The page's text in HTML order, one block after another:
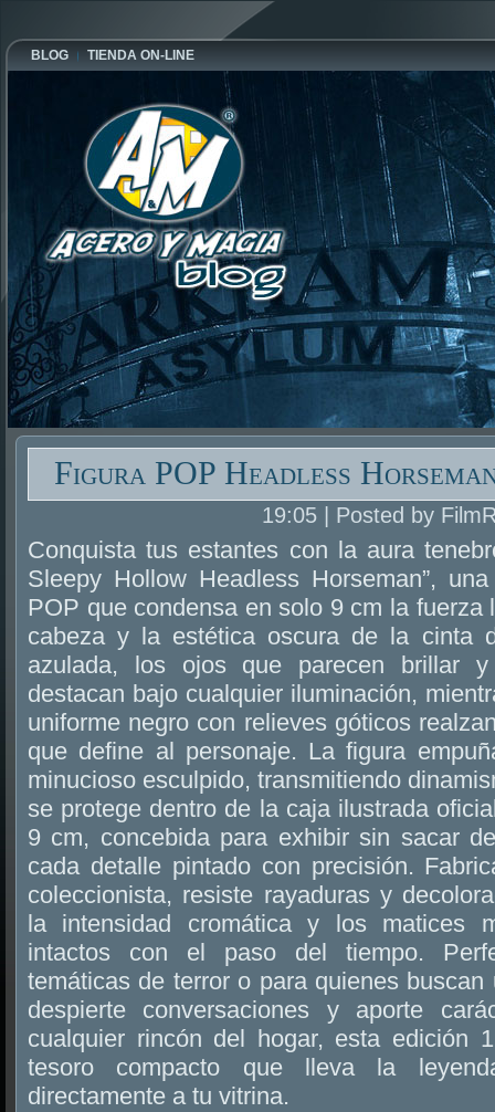
BLOG TIENDA ON-LINE
Figura POP Headless
19:05 | Posted by
Conquista tus estantes con la aura
Sleepy Hollow Headless Horseman”,
POP que condensa en solo 9 cm la fuerza
cabeza y la estética oscura de la cinta
azulada, los ojos que parecen brillar
destacan bajo cualquier iluminación,
uniforme negro con relieves góticos
que define al personaje. La figura
minucioso esculpido, transmitiendo
se protege dentro de la caja ilustrada
9 cm, concebida para exhibir sin sacar
cada detalle pintado con precisión.
coleccionista, resiste rayaduras y
la intensidad cromática y los matices
intactos con el paso del tiempo.
temáticas de terror o para quienes
despierte conversaciones y aporte
cualquier rincón del hogar, esta edición
tesoro compacto que lleva la
directamente a tu vitrina.